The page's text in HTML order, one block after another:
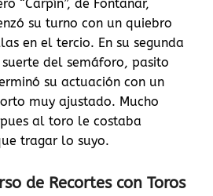
“Carpín”, de Fontanar,
su turno con un quiebro
en el tercio. En su segunda
del semáforo, pasito
su actuación con un
muy ajustado. Mucho
al toro le costaba
tragar lo suyo.
de Recortes con Toros